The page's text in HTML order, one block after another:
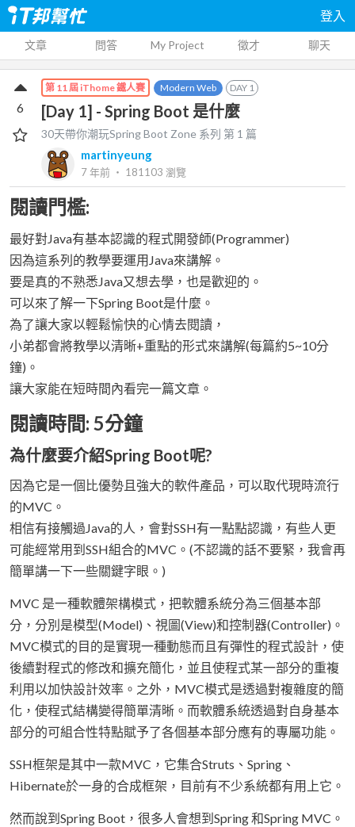
登入
文章 問答 My Project 徵才 聊天
第 11 屆 iThome 鐵人賽 Modern Web DAY 1
[Day 1] - Spring Boot 是什麼
30天帶你潮玩Spring Boot Zone 系列 第 1 篇
martinyeung
7 年前 ‧ 181103 瀏覽
6
閱讀門檻:
最好對Java有基本認識的程式開發師(Programmer)
因為這系列的教學要運用Java來講解。
要是真的不熟悉Java又想去學，也是歡迎的。
可以來了解一下Spring Boot是什麼。
為了讓大家以輕鬆愉快的心情去閱讀，
小弟都會將教學以清晰+重點的形式來講解(每篇約5~10分
鐘)。
讓大家能在短時間內看完一篇文章。
閱讀時間: 5分鐘
為什麼要介紹Spring Boot呢?
因為它是一個比優勢且強大的軟件產品，可以取代現時流行
的MVC。
相信有接觸過Java的人，會對SSH有一點點認識，有些人更
可能經常用到SSH組合的MVC。(不認識的話不要緊，我會再
簡單講一下一些關鍵字眼。)
MVC 是一種軟體架構模式，把軟體系統分為三個基本部
分，分別是模型(Model)、視圖(View)和控制器(Controller)。
MVC模式的目的是實現一種動態而且有彈性的程式設計，使
後續對程式的修改和擴充簡化，並且使程式某一部分的重複
利用以加快設計效率。之外，MVC模式是透過對複雜度的簡
化，使程式結構變得簡單清晰。而軟體系統透過對自身基本
部分的可組合性特點賦予了各個基本部分應有的專屬功能。
SSH框架是其中一款MVC，它集合Struts、Spring、
Hibernate於一身的合成框架，目前有不少系統都有用上它。
然而說到Spring Boot，很多人會想到Spring 和Spring MVC。